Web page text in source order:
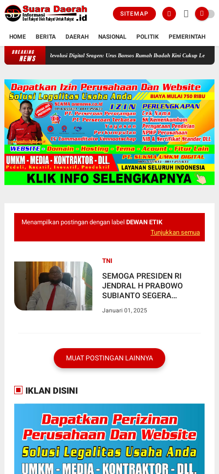
SITEMAP
HOME BERITA DAERAH NASIONAL POLITIK PEMERINTAH
BREAKING
NEWS
Revolusi Digital Sragen: Urus Bansos Rumah Ibadah Kini Cukup Lewat Ponsel!
Menampilkan postingan dengan label DEWAN ETIK
Tunjukkan semua
TNI
SEMOGA PRESIDEN RI
JENDRAL H PRABOWO
SUBIANTO SEGERA
UNTUK SEMUA GOLONGAN
MENURUT PROF SUHENDAR
Januari 01, 2025
MUAT POSTINGAN LAINNYA
IKLAN DISINI